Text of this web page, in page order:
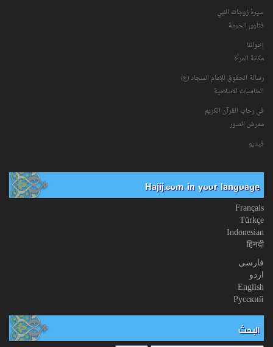
سیرۀ زوجات النبي
فتاوی الحرمة
إخواننا
مكانة‌ المرأة
رسالة الحقوق للإمام السجاد (ع)
المناسبات الاسلامیة
في رحاب القرآن الکریم
معرض الصور
فیدیو
Hajij.com in your language
Français
Türkçe
Indonesian
हिनदी
فارسی
اردو
English
Русский
البحث